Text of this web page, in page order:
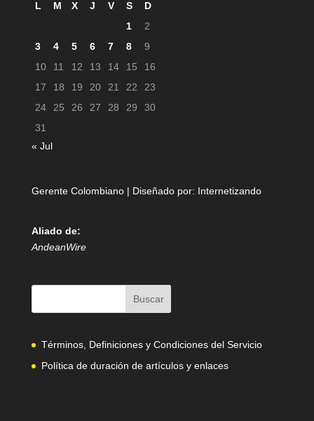
L M X J V S
D
1
2
3
4 5 6 7 8
9
10
11 12 13 14 15
16
17
18 19 20 21 22
23
24
25 26 27 28 29
30
31
« Jul
Gerente Colombiano | Diseñado por: Internetizando
Aliado de:
AndeanWire
Términos, Definiciones y Condiciones del Servicio
Política de duración de artículos y enlaces